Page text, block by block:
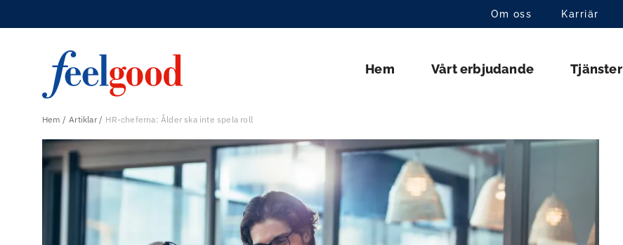
Om oss Karriär
Hem Vårt erbjudande Tjänster
Hem Artiklar HR-cheferna: Ålder ska inte spela roll